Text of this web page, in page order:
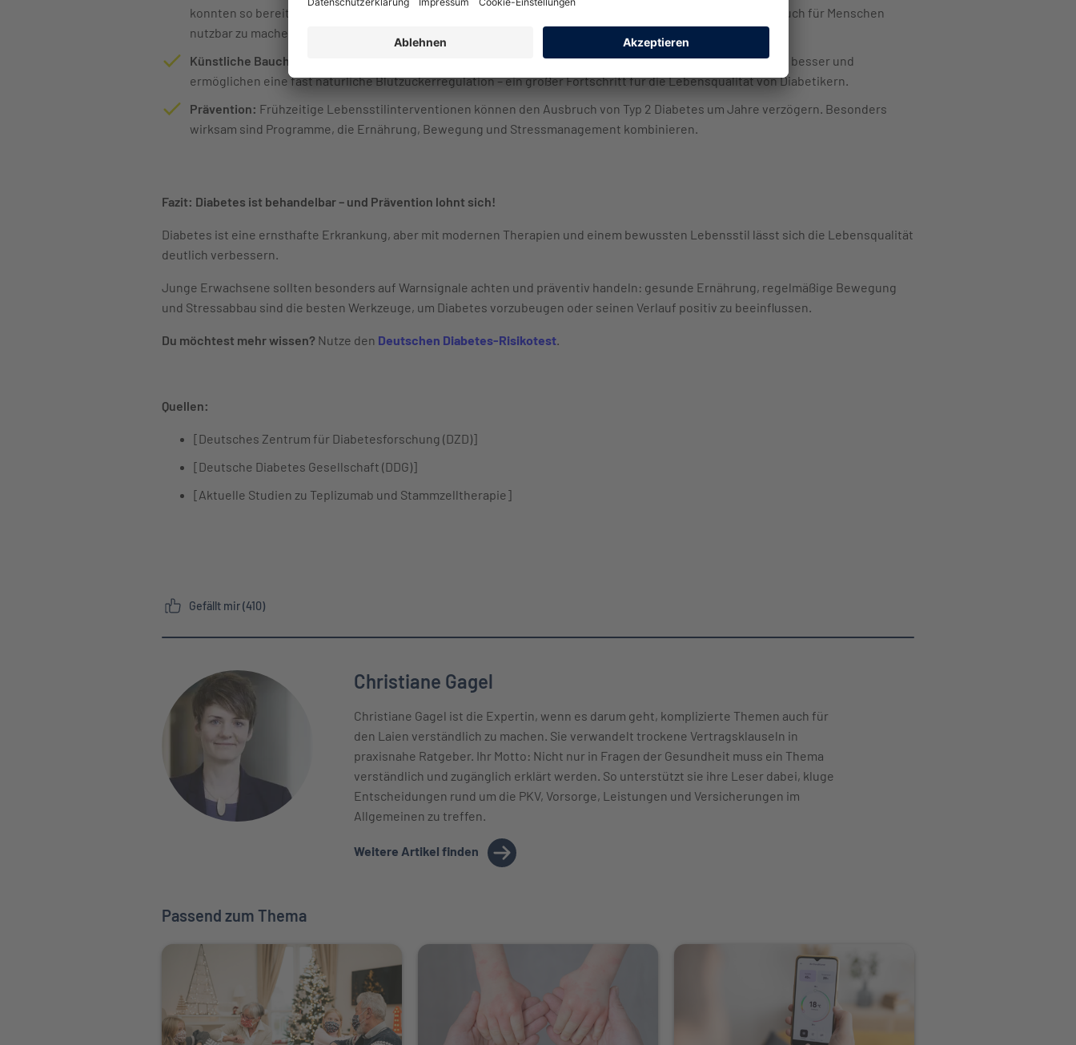
konnten so bereits Mäuse mit Typ 1 Diabetes geheilt werden. Klinische Studien laufen, um diese Methode auch für Menschen
nutzbar zu machen.
Künstliche Bauchspeicheldrüse:
Systeme zur automatisierten Insulinabgabe (Closed-Loop) werden immer besser und
ermöglichen eine fast natürliche Blutzuckerregulation – ein großer Fortschritt für die Lebensqualität von Diabetikern.
Prävention: Frühzeitige Lebensstilinterventionen können den Ausbruch von Typ 2 Diabetes um Jahre verzögern. Besonders
wirksam sind Programme, die Ernährung, Bewegung und Stressmanagement kombinieren.
Fazit: Diabetes ist behandelbar – und Prävention lohnt sich!
Diabetes ist eine ernsthafte Erkrankung, aber mit modernen Therapien und einem bewussten Lebensstil lässt sich die Lebensqualität
deutlich verbessern.
Junge Erwachsene sollten besonders auf Warnsignale achten und präventiv handeln: gesunde Ernährung, regelmäßige Bewegung
und Stressabbau sind die besten Werkzeuge, um Diabetes vorzubeugen oder seinen Verlauf positiv zu beeinflussen.
Du möchtest mehr wissen? Nutze den Deutschen Diabetes-Risikotest
Quellen:
[Deutsches Zentrum für Diabetesforschung (DZD)]
[Deutsche Diabetes Gesellschaft (DDG)]
[Aktuelle Studien zu Teplizumab und Stammzelltherapie]
Gefällt mir (410)
Christiane Gagel
Christiane Gagel ist die Expertin, wenn es darum geht, komplizierte Themen auch für
den Laien verständlich zu machen. Sie verwandelt trockene Vertragsklauseln in
praxisnahe Ratgeber. Ihr Motto: Nicht nur in Fragen der Gesundheit muss ein Thema
verständlich und zugänglich erklärt werden. So unterstützt sie ihre Leser dabei, kluge
Entscheidungen rund um die PKV, Vorsorge, Leistungen und Versicherungen im
Allgemeinen zu treffen.
Weitere Artikel finden
Passend zum Thema